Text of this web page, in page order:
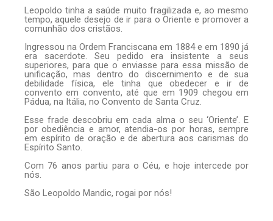
Leopoldo tinha a saúde muito fragilizada e, ao mesmo
tempo, aquele desejo de ir para o Oriente e promover a
comunhão dos cristãos.
Ingressou na Ordem Franciscana em 1884 e em 1890 já
era sacerdote. Seu pedido era insistente a seus
superiores, para que o enviasse para essa missão de
unificação, mas dentro do discernimento e de sua
debilidade física, ele tinha que obedecer e ir de
convento em convento, até que em 1909 chegou em
Pádua, na Itália, no Convento de Santa Cruz.
Esse frade descobriu em cada alma o seu ‘Oriente’. E
por obediência e amor, atendia-os por horas, sempre
em espírito de oração e de abertura aos carismas do
Espírito Santo.
Com 76 anos partiu para o Céu, e hoje intercede por
nós.
São Leopoldo Mandic, rogai por nós!